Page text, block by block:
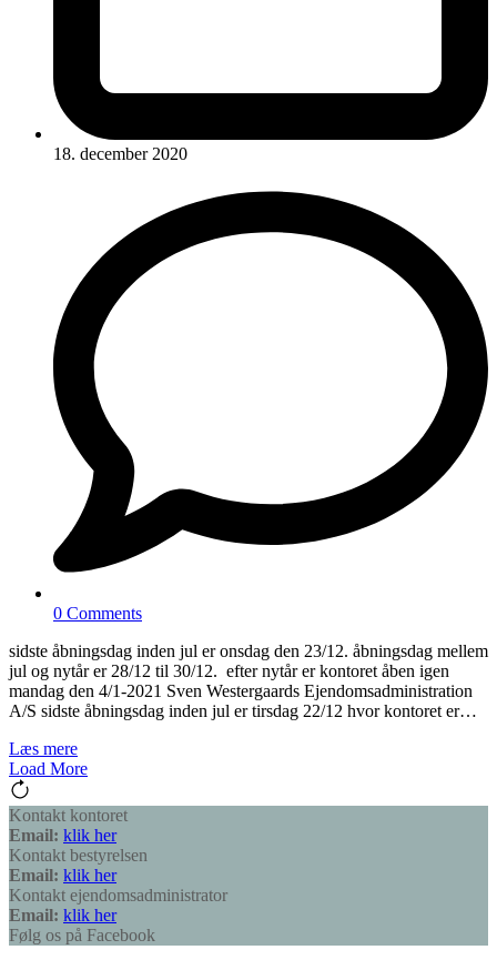
18. december 2020
0 Comments
sidste åbningsdag inden jul er onsdag den 23/12. åbningsdag mellem
jul og nytår er 28/12 til 30/12. efter nytår er kontoret åben igen
mandag den 4/1-2021 Sven Westergaards Ejendomsadministration
A/S sidste åbningsdag inden jul er tirsdag 22/12 hvor kontoret er…
Læs mere
Load More
Kontakt kontoret
Email: klik her
Kontakt bestyrelsen
Email: klik her
Kontakt ejendomsadministrator
Email: klik her
Følg os på Facebook